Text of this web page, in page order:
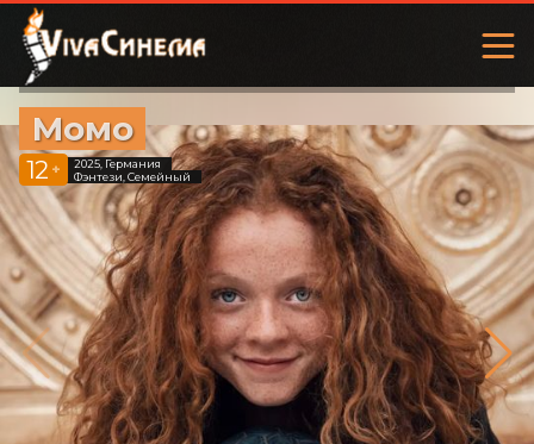
Момо
12 +
2025, Германия
Фэнтези, Семейный